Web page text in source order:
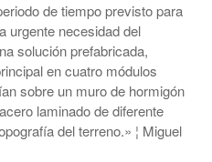
de tiempo previsto para
urgente necesidad del
solución prefabricada,
en cuatro módulos
sobre un muro de hormigón
laminado de diferente
del terreno.» ¦ Miguel